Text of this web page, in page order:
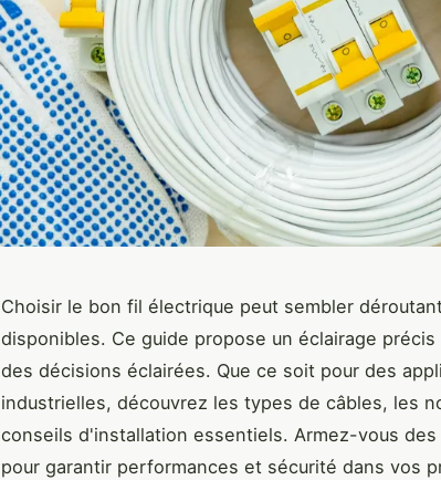
Choisir le bon fil électrique peut sembler
disponibles. Ce guide propose un éclairage
des décisions éclairées. Que ce soit pour des
industrielles, découvrez les types de câbles, les
conseils d'installation essentiels. Armez-vous
pour garantir performances et sécurité dans vos